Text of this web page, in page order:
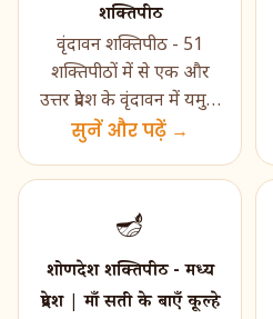
शक्तिपीठ
वृंदावन शक्तिपीठ - 51
शक्तिपीठों में से एक और
उत्तर प्रदेश के वृंदावन में यमुना
नदी के तट पर स्थित पवित्र
सुनें और पढ़ें →
🪔
शोणदेश शक्तिपीठ - मध्य
प्रदेश | माँ सती के बाएँ कूल्हे